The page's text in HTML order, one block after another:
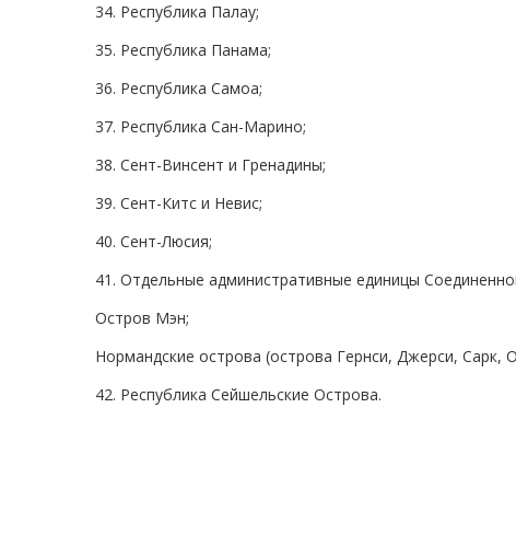
34. Республика Палау;
35. Республика Панама;
36. Республика Самоа;
37. Республика Сан-Марино;
38. Сент-Винсент и Гренадины;
39. Сент-Китс и Невис;
40. Сент-Люсия;
41. Отдельные административные единицы
Остров Мэн;
Нормандские острова (острова Гернси, Джерси, Сарк,
42. Республика Сейшельские Острова.